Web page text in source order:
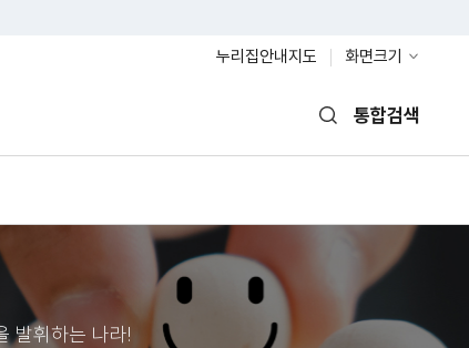
누리집안내지도
화면크기
통합검색
발휘하는 나라!